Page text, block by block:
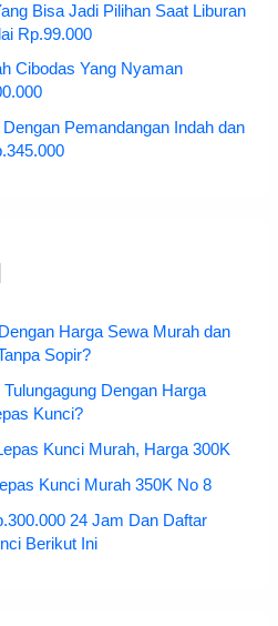
Bisa Jadi Pilihan Saat Liburan
Rp.99.000
Cibodas Yang Nyaman
Pemandangan Indah dan
Harga Sewa Murah dan
Sopir?
Dengan Harga
Kunci?
Kunci Murah, Harga 300K
Kunci Murah 350K No 8
24 Jam Dan Daftar
Berikut Ini